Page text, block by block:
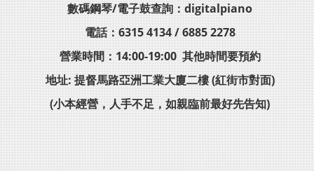
數碼鋼琴/電子鼓查詢：digitalpiano
電話：6315 4134 / 6885 2278
營業時間：14:00-19:00 其他時間要預約
地址: 提督馬路亞洲工業大廈二樓 (紅街市對面)
(小本經營，人手不足，如親臨前最好先告知)